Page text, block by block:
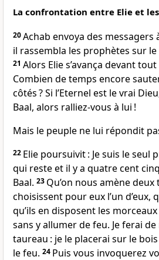
La confrontation entre Elie et
20Achab envoya des messagers
il rassembla les prophètes sur
21 Alors Elie s’avança devant tout
Combien de temps encore
côtés ? Si l’Eternel est le vrai
Baal, alors ralliez-vous à lui !
Mais le peuple ne lui répondit
22 Elie poursuivit : Je suis le seul
qui reste et il y a quatre cent
Baal. 23 Qu’on nous amène deux
choisissent pour eux l’un d’eux,
qu’ils en disposent les
sans y allumer de feu. Je ferai de
taureau : je le placerai sur le
le feu. 24 Puis vous invoquerez